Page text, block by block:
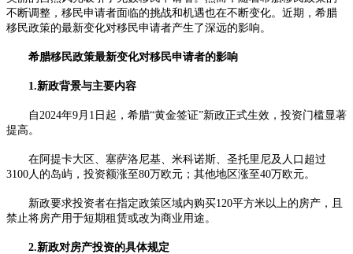
不断调整，移民申请者面临的挑战和机遇也在不断变化。近期，希腊
移民政策的最新变化对移民申请者产生了深远的影响。
希腊移民政策最新变化对移民申请者的影响
1.新政背景与主要内容
自2024年9月1日起，希腊“黄金签证”新政正式生效，投资门槛显著
提高。
在阿提卡大区、塞萨洛尼基、米科诺斯、圣托里尼及人口超过
3100人的岛屿，投资额涨至80万欧元；其他地区涨至40万欧元。
新政要求投资者在指定政策区域内购买120平方米以上的房产，且
禁止将房产用于短期租赁或改为商业用途。
2.新政对房产投资的具体规定